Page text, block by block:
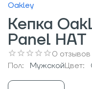
Oakley
Кепка
Panel HAT
0 отзывов
Пол:
МужcкойЦвет: